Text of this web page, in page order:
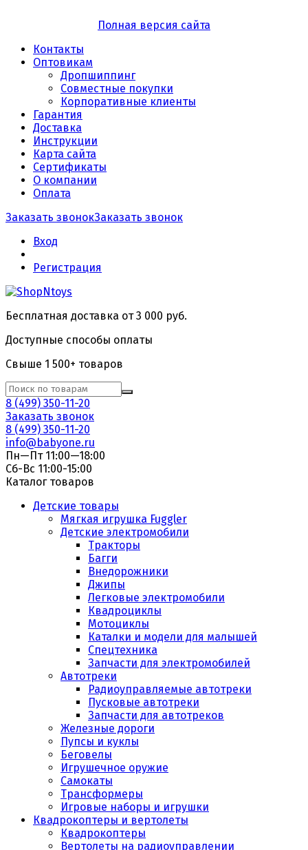
Полная версия сайта
Контакты
Оптовикам
Дропшиппинг
Совместные покупки
Корпоративные клиенты
Гарантия
Доставка
Инструкции
Карта сайта
Сертификаты
О компании
Оплата
Заказать звонокЗаказать звонок
Вход
Регистрация
Бесплатная доставка от 3 000 руб.
Доступные способы оплаты
Свыше 1 500+ товаров
8 (499) 350-11-20
Заказать звонок
8 (499) 350-11-20
info@babyone.ru
Пн—Пт 11:00—18:00
Сб-Вс 11:00-15:00
Каталог товаров
Детские товары
Мягкая игрушка Fuggler
Детские электромобили
Тракторы
Багги
Внедорожники
Джипы
Легковые электромобили
Квадроциклы
Мотоциклы
Каталки и модели для малышей
Спецтехника
Запчасти для электромобилей
Автотреки
Радиоуправляемые автотреки
Пусковые автотреки
Запчасти для автотреков
Железные дороги
Пупсы и куклы
Беговелы
Игрушечное оружие
Самокаты
Трансформеры
Игровые наборы и игрушки
Квадрокоптеры и вертолеты
Квадрокоптеры
Вертолеты на радиоуправлении